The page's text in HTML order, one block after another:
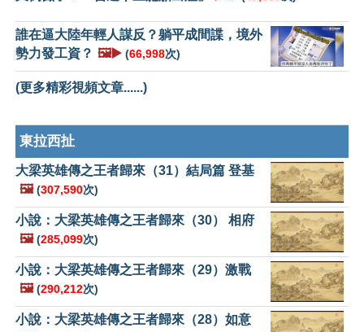
誰在逼大陸年輕人謀反？躺平成間諜，境外
勢力發工資？ 🖼️▶️ (66,998次)
(更多精彩視頻文章......)
東拉西扯
大梁英雄傳之王者歸來（31）結局篇 登基
🖼️ (307,590次)
小說：大梁英雄傳之王者歸來（30） 相府
🖼️ (285,099次)
小說：大梁英雄傳之王者歸來（29）激戰
🖼️ (290,212次)
小說：大梁英雄傳之王者歸來（28）如意